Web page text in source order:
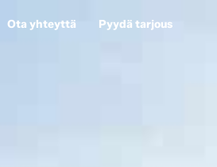
Ota yhteyttä Pyydä tarjous